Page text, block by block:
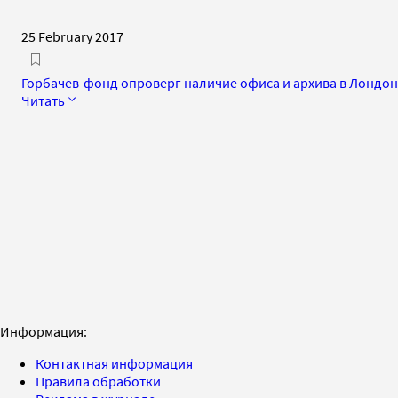
25 February 2017
Горбачев-фонд опроверг наличие офиса и архива в
Читать
Информация:
Контактная информация
Правила обработки